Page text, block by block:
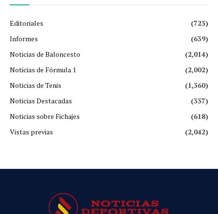
Editoriales
(723)
Informes
(639)
Noticias de Baloncesto
(2,014)
Noticias de Fórmula 1
(2,002)
Noticias de Tenis
(1,360)
Noticias Destacadas
(337)
Noticias sobre Fichajes
(618)
Vistas previas
(2,042)